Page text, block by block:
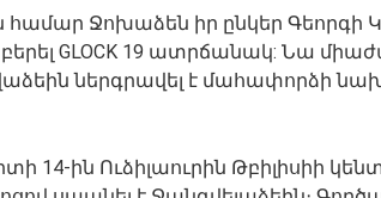
Ջոխաձեն իր ընկեր Գեորգի
բերել GLOCK 19 ատրճանակ: Նա
ներգրավել է մահափորձի
14-ին Ուձիլաուրին Թբիլիսիի